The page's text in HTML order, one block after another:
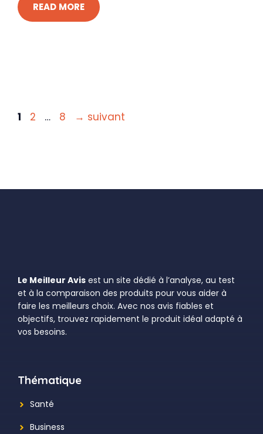
READ MORE
Page
1 Page
2 … Page
8 → suivant
Le Meilleur Avis est un site dédié à l’analyse, au test
et à la comparaison des produits pour vous aider à
faire les meilleurs choix. Avec nos avis fiables et
objectifs, trouvez rapidement le produit idéal adapté à
vos besoins.
Thématique
Santé
Business